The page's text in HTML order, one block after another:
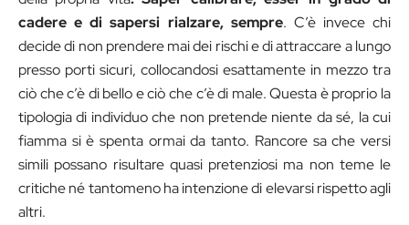
cadere e di sapersi rialzare, sempre. C’è invece chi
decide di non prendere mai dei rischi e di attraccare a lungo
presso porti sicuri, collocandosi esattamente in mezzo tra
ciò che c’è di bello e ciò che c’è di male. Questa è proprio la
tipologia di individuo che non pretende niente da sé, la cui
fiamma si è spenta ormai da tanto. Rancore sa che versi
simili possano risultare quasi pretenziosi ma non teme le
critiche né tantomeno ha intenzione di elevarsi rispetto agli
altri.